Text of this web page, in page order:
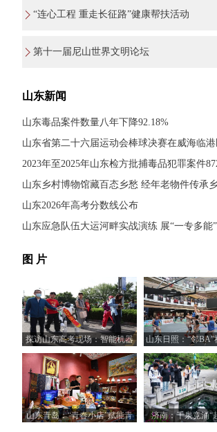
“连心工程 重走长征路”健康帮扶活动
第十一届尼山世界文明论坛
山东新闻
山东毒品案件数量八年下降92.18%
山东省第二十六届运动会棒球决赛在威海临
山东乡村博物馆藏百态乡愁 经年老物件传承
山东2026年高考分数线公布
山东应急队伍大运河畔实战演练 展“一专多能
图 片
探访山东高考现场：智能机器
人“趣味护考”
山东日照：“邻BA”
球赛火热
山东青岛：“青春小店”赋能青
济南：千泉竞涌“